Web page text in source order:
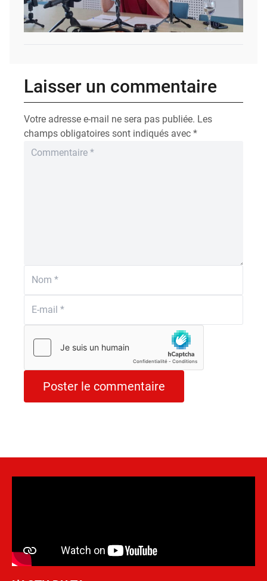
Laisser un commentaire
Votre adresse e-mail ne sera pas publiée. Les
champs obligatoires sont indiqués avec *